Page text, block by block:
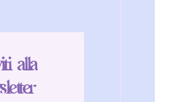
alla